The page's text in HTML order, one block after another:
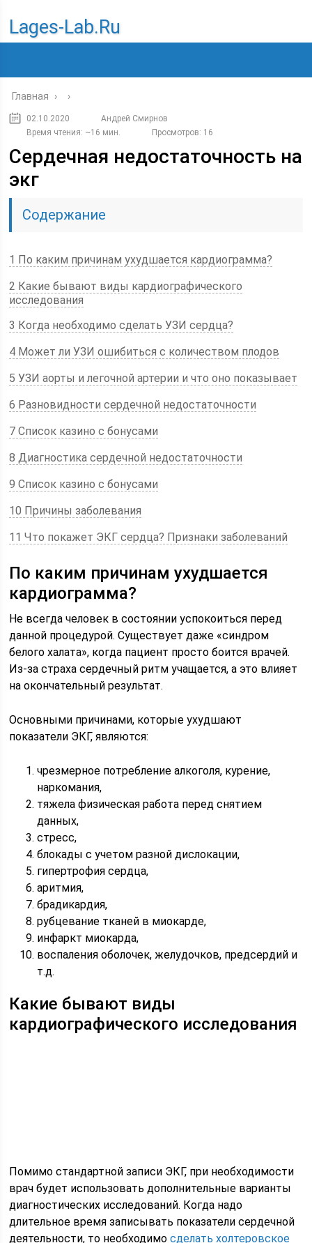
Lages-Lab.ru
Главная › ›
02.10.2020
Андрей Смирнов
Время чтения: ~16 мин.
Просмотров: 16
Сердечная недостаточность на
экг
Содержание
1 По каким причинам ухудшается кардиограмма?
2 Какие бывают виды кардиографического
исследования
3 Когда необходимо сделать УЗИ сердца?
4 Может ли УЗИ ошибиться с количеством плодов
5 УЗИ аорты и легочной артерии и что оно показывает
6 Разновидности сердечной недостаточности
7 Список казино с бонусами
8 Диагностика сердечной недостаточности
9 Список казино с бонусами
10 Причины заболевания
11 Что покажет ЭКГ сердца? Признаки заболеваний
По каким причинам ухудшается
кардиограмма?
Не всегда человек в состоянии успокоиться перед
данной процедурой. Существует даже «синдром
белого халата», когда пациент просто боится врачей.
Из-за страха сердечный ритм учащается, а это влияет
на окончательный результат.
Основными причинами, которые ухудшают
показатели ЭКГ, являются:
чрезмерное потребление алкоголя, курение,
наркомания,
тяжела физическая работа перед снятием
данных,
стресс,
блокады с учетом разной дислокации,
гипертрофия сердца,
аритмия,
брадикардия,
рубцевание тканей в миокарде,
инфаркт миокарда,
воспаления оболочек, желудочков, предсердий и
т.д.
Какие бывают виды
кардиографического исследования
Помимо стандартной записи ЭКГ, при необходимости
врач будет использовать дополнительные варианты
диагностических исследований. Когда надо
длительное время записывать показатели сердечной
деятельности, то необходимосделать холтеровское